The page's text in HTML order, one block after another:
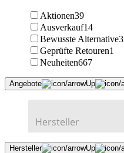
Aktionen39
Ausverkauf14
Bewusste Alternative3
Geprüfte Retouren1
Neuheiten667
Angebote
Hersteller